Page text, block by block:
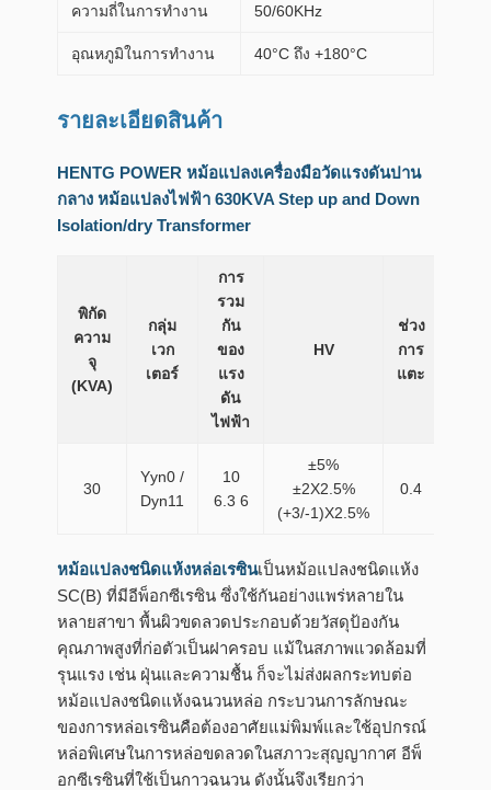
ความถี่ในการทำงาน 50/60KHz
อุณหภูมิในการทำงาน 40°C ถึง +180°C
รายละเอียดสินค้า
HENTG POWER หม้อแปลงเครื่องมือวัดแรงดันปาน
กลาง หม้อแปลงไฟฟ้า 630KVA Step up and Down
Isolation/dry Transformer
พิกัด
ความ
จุ
(KVA)
กลุ่ม
เวก
เตอร์
การ
รวม
กัน
ของ
แรง
ดัน
ไฟฟ้า
HV
ช่วง
การ
แตะ
30
Yyn0 /
Dyn11
10
6.3 6
±5%
±2X2.5%
(+3/-1)X2.5%
0.4
หม้อแปลงชนิดแห้งหล่อเรซินเป็นหม้อแปลงชนิดแห้ง
SC(B) ที่มีอีพ็อกซีเรซิน ซึ่งใช้กันอย่างแพร่หลายใน
หลายสาขา พื้นผิวขดลวดประกอบด้วยวัสดุป้องกัน
คุณภาพสูงที่ก่อตัวเป็นฝาครอบ แม้ในสภาพแวดล้อมที่
รุนแรง เช่น ฝุ่นและความชื้น ก็จะไม่ส่งผลกระทบต่อ
หม้อแปลงชนิดแห้งฉนวนหล่อ กระบวนการลักษณะ
ของการหล่อเรซินคือต้องอาศัยแม่พิมพ์และใช้อุปกรณ์
หล่อพิเศษในการหล่อขดลวดในสภาวะสุญญากาศ อีพ็
อกซีเรซินที่ใช้เป็นกาวฉนวน ดังนั้นจึงเรียกว่า